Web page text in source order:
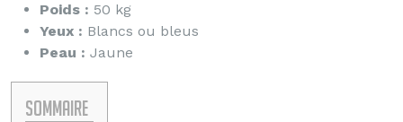
Poids : 50 kg
Yeux : Blancs ou bleus
Peau : Jaune
Sommaire